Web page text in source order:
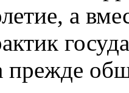
а
прежде